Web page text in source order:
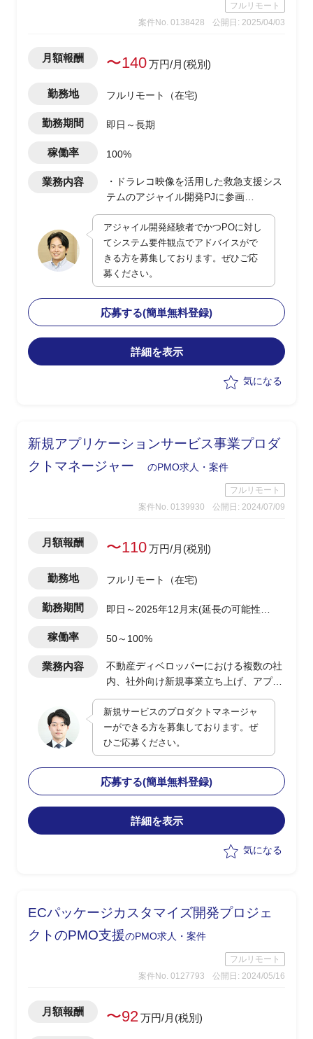
フルリモート
案件No. 0138428
公開日: 2025/04/03
月額報酬 〜140万円/月(税別)
勤務地 フルリモート（在宅)
勤務期間 即日～長期
稼働率 100%
業務内容
・ドラレコ映像を活用した救急支援シス
テムのアジャイル開発PJに参画
・POに対してシステム観点でのアドバ
イスおよび補佐を実施
・現行は一部都市で運用開始、今後全国
展開を予定
・ユーザー側の立場でPO支援、システ
ム面の留意点提示や品質・性能観点の補
完を担当
アジャイル開発経験者でかつPOに対し
てシステム要件観点でアドバイスがで
きる方を募集しております。ぜひご応
募ください。
応募する(簡単無料登録)
詳細を表示
気になる
新規アプリケーションサービス事業プロダ
クトマネージャー
のPMO求人・案件
フルリモート
案件No. 0139930
公開日: 2024/07/09
月額報酬 〜110万円/月(税別)
勤務地 フルリモート（在宅)
勤務期間
即日～2025年12月末(延長の可能性有
稼働率 50～100%
業務内容
不動産ディベロッパーにおける複数の社
内、社外向け新規事業立ち上げ、アプリ
ケーションサービス開発におけるプロダ
クトマネージャー
・toB、toC向けアプリケーションサービ
スの企画、開発進行、および社内業務部
門におけるAsIsToBe業務プロセス、運用
フローの整理
・26年春のリリースに向けたプロダクト
についてはサービス機能開発は進行して
いるが、サービス全体のグランドデザイ
ン、ビジネススキームのデザインについ
きたい
新規サービスのプロダクトマネージャ
ーができる方を募集しております。ぜ
ひご応募ください。
応募する(簡単無料登録)
詳細を表示
気になる
ECパッケージカスタマイズ開発プロジェ
クトのPMO支援のPMO求人・案件
フルリモート
案件No. 0127793
公開日: 2024/05/16
月額報酬 〜92万円/月(税別)